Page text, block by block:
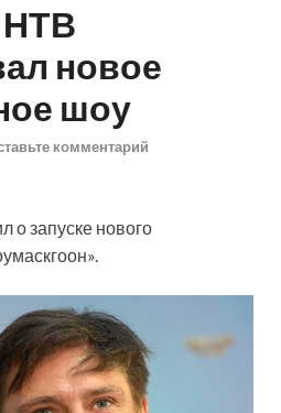
НТВ
новое
шоу
комментарий
о запуске нового